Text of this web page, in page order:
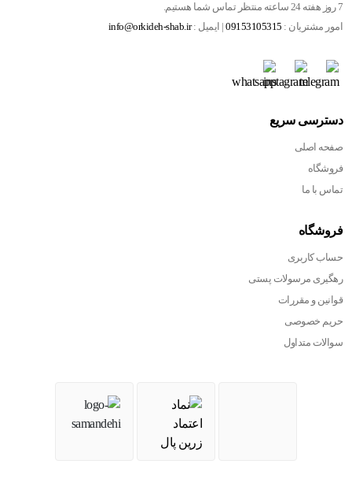
7 روز هفته 24 ساعته منتظر تماس شما هستیم.
امور مشتریان : 09153105315 | ایمیل :info@orkideh-shab.ir
دسترسی سریع
صفحه اصلی
فروشگاه
تماس با ما
فروشگاه
حساب کاربری
رهگیری مرسولات پستی
قوانین و مقررات
حریم خصوصی
سوالات متداول